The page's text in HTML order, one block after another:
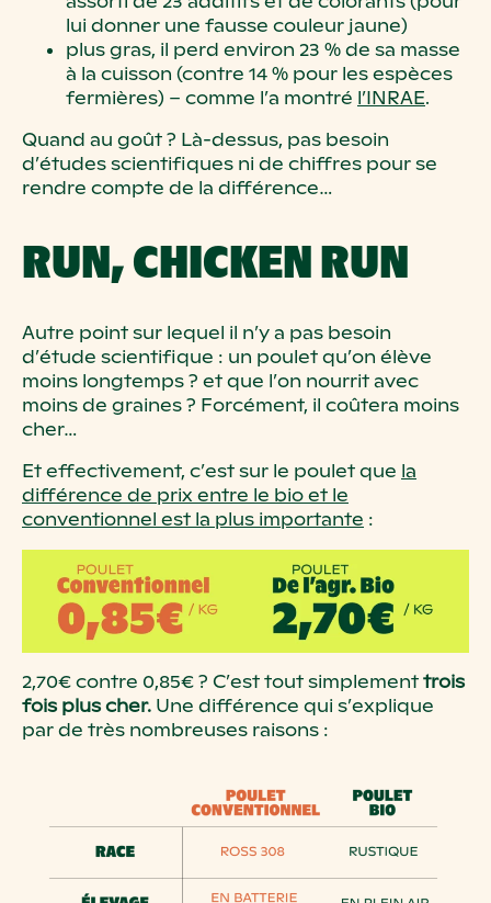
lui donner une fausse couleur jaune)
plus gras, il perd environ 23 % de sa masse
à la cuisson (contre 14 % pour les espèces
fermières) – comme l’a montré l’INRAE.
Quand au goût ? Là-dessus, pas besoin
d’études scientifiques ni de chiffres pour se
rendre compte de la différence…
RUN, CHICKEN RUN
Autre point sur lequel il n’y a pas besoin
d’étude scientifique : un poulet qu’on élève
moins longtemps ? et que l’on nourrit avec
moins de graines ? Forcément, il coûtera moins
cher…
Et effectivement, c’est sur le poulet que la
différence de prix entre le bio et le
conventionnel est la plus importante :
2,70€ contre 0,85€ ? C’est tout simplementtrois
fois plus cher. Une différence qui s’explique
par de très nombreuses raisons :